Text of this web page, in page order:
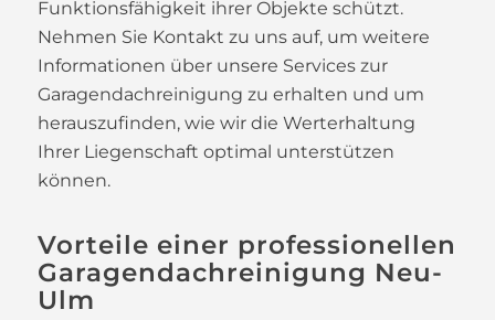
Funktionsfähigkeit ihrer Objekte schützt.
Nehmen Sie Kontakt zu uns auf, um weitere
Informationen über unsere Services zur
Garagendachreinigung zu erhalten und um
herauszufinden, wie wir die Werterhaltung
Ihrer Liegenschaft optimal unterstützen
können.
Vorteile einer professionellen
Garagendachreinigung Neu-
Ulm